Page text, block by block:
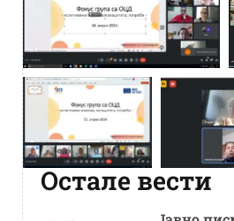
Остале вести